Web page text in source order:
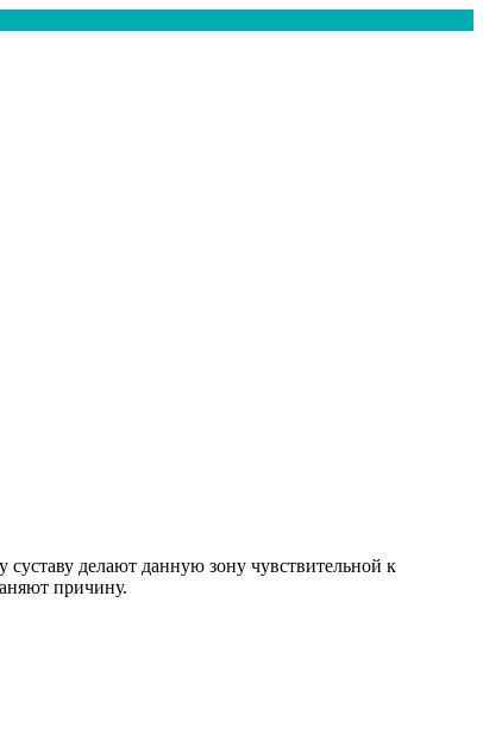
делают данную зону чувствительной к
причину.